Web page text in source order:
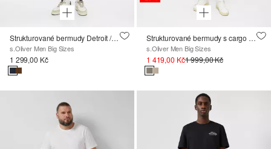
Strukturované bermudy Detroit / Relaxed Fit / Mid Rise
s.Oliver Men Big Sizes
1 299,00 Kč
Strukturované bermudy s cargo kapsami
s.Oliver Men Big Sizes
1 419,00 Kč1 999,00 Kč